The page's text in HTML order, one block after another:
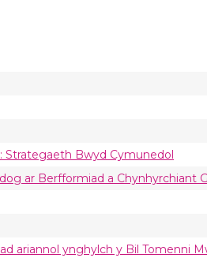
Strategaeth Bwyd Cymunedol
ar Berfformiad a Chynhyrchiant
ariannol ynghylch y Bil Tomenni